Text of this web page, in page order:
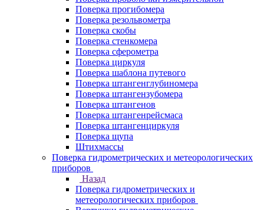
Поверка прогибомера
Поверка резольвометра
Поверка скобы
Поверка стенкомера
Поверка сферометра
Поверка циркуля
Поверка шаблона путевого
Поверка штангенглубиномера
Поверка штангензубомера
Поверка штангенов
Поверка штангенрейсмаса
Поверка штангенциркуля
Поверка щупа
Штихмассы
Поверка гидрометрических и метеорологических
приборов
Назад
Поверка гидрометрических и
метеорологических приборов